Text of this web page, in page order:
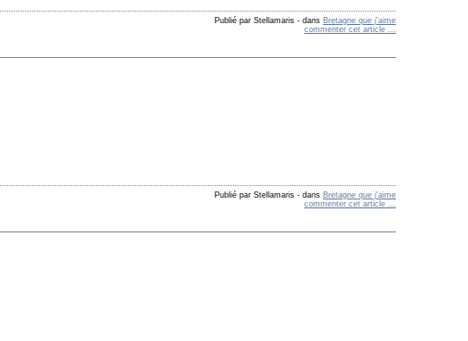
Publié par Stellamaris - dans Bretagne que j'aime
commenter cet article …
Publié par Stellamaris - dans Bretagne que j'aime
commenter cet article …